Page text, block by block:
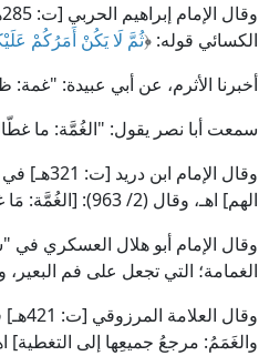
الكسائي قوله: ﴿ثُمَّ لَا يَكُنْ أَمَرُكُمْ
أخبرنا الأثرم، عن أبي عبيدة:
سمعت أبا نصر يقول: "الغُمَّة: ما
الهم] اهـ، وقال (2/ 963): [الغُمَّة: مَا غطَّى على الْقلب من كَرْب أَو مرض] اهـ.
الغمامة؛ التي تجعل على فم البعير،
والغَمَمُ: مرجعُ جميعِها إلى التغطية]